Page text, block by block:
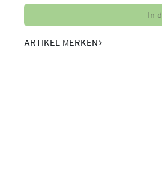
In
ARTIKEL MERKEN